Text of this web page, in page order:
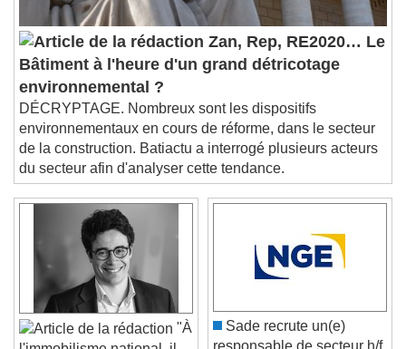
Audio Track
Picture-in-Picture
Fullscreen
This is a modal window.
Beginning of dialog window. Escape will cancel
and close the window.
Text
Color Opacity
Text Background
Color
Caption Area Background
Color Opacity
Font Size
Zan, Rep, RE2020… Le
Bâtiment à l'heure d'un grand détricotage
environnemental ?
DÉCRYPTAGE. Nombreux sont les dispositifs
environnementaux en cours de réforme, dans le secteur
de la construction. Batiactu a interrogé plusieurs acteurs
du secteur afin d'analyser cette tendance.
"À
Sade recrute un(e)